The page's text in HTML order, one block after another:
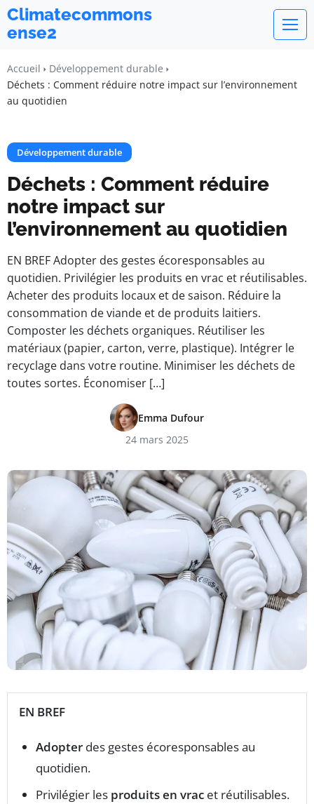
Climatecommons
ense2
Accueil
Développement durable
Déchets : Comment réduire notre impact sur l’environnement
au quotidien
Développement durable
Déchets : Comment réduire
notre impact sur
l’environnement au quotidien
EN BREF Adopter des gestes écoresponsables au
quotidien. Privilégier les produits en vrac et réutilisables.
Acheter des produits locaux et de saison. Réduire la
consommation de viande et de produits laitiers.
Composter les déchets organiques. Réutiliser les
matériaux (papier, carton, verre, plastique). Intégrer le
recyclage dans votre routine. Minimiser les déchets de
toutes sortes. Économiser […]
Emma Dufour
24 mars 2025
EN BREF
Adopter des gestes écoresponsables au
quotidien.
Privilégier les produits en vrac et réutilisables.